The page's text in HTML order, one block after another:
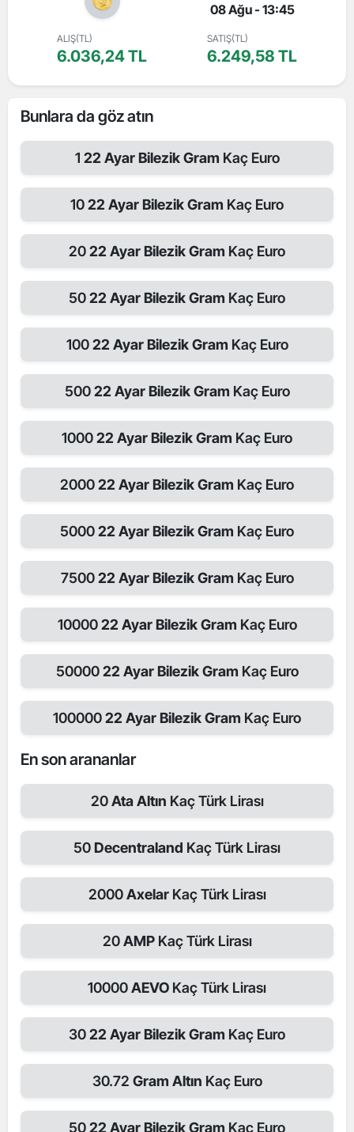
08 Ağu - 13:45
ALIŞ(TL)
6.036,24 TL
SATIŞ(TL)
6.249,58 TL
Bunlara da göz atın
1 22 Ayar Bilezik Gram Kaç Euro
1022 Ayar Bilezik Gram Kaç Euro
2022 Ayar Bilezik Gram Kaç Euro
5022 Ayar Bilezik Gram Kaç Euro
10022 Ayar Bilezik Gram Kaç Euro
50022 Ayar Bilezik Gram Kaç Euro
100022 Ayar Bilezik Gram Kaç Euro
200022 Ayar Bilezik Gram Kaç Euro
500022 Ayar Bilezik Gram Kaç Euro
750022 Ayar Bilezik Gram Kaç Euro
1000022 Ayar Bilezik Gram Kaç Euro
5000022 Ayar Bilezik Gram Kaç Euro
10000022 Ayar Bilezik Gram Kaç Euro
En son arananlar
20Ata Altın Kaç Türk Lirası
50Decentraland Kaç Türk Lirası
2000Axelar Kaç Türk Lirası
20AMP Kaç Türk Lirası
10000AEVO Kaç Türk Lirası
3022 Ayar Bilezik Gram Kaç Euro
30.72 Gram Altın Kaç Euro
5022 Ayar Bilezik Gram Kaç Euro